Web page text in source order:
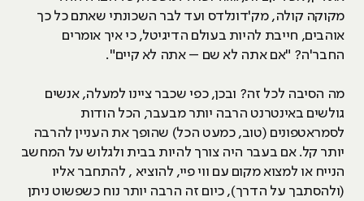
מקוקה קולה, מק'דונלדס ועד לבר השכונתי שאתם כל כך
אוהבים, חייבת להיות בעולם הדיגיטל, כי איך אומרים
החבר'ה? "אם אתה לא שם – אתה לא קיים".
מה הסיבה לכל זה? ובכן, כפי שכבר ציינו למעלה, אנשים
גולשים באינטרנט הרבה יותר מבעבר, הכל הודות
לסמראטפונים (טוב, כמעט הכל) שהופך את העניין להרבה
יותר קל. אם בעבר היה צורך להיות בבית ולגלוש על המחשב
הנייח או למצוא מקום עם ווי פיי, להוציא , להתחבר אליו
(ולהסתבך על הדרך), כיום זה הרבה יותר נוח כשפשוט ניתן